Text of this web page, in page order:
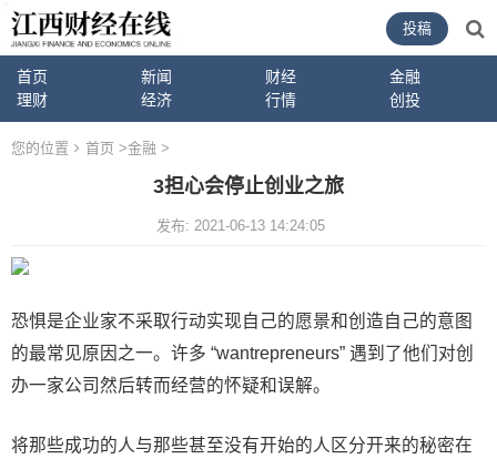
首页 新闻 财经
金融
理财
经济 行情 创投
投稿
您的位置 首页 >金融 >
3担心会停止创业之旅
发布: 2021-06-13 14:24:05
恐惧是企业家不采取行动实现自己的愿景和创造自己的意图
的最常见原因之一。许多 “wantrepreneurs” 遇到了他们对创
办一家公司然后转而经营的怀疑和误解。
将那些成功的人与那些甚至没有开始的人区分开来的秘密在